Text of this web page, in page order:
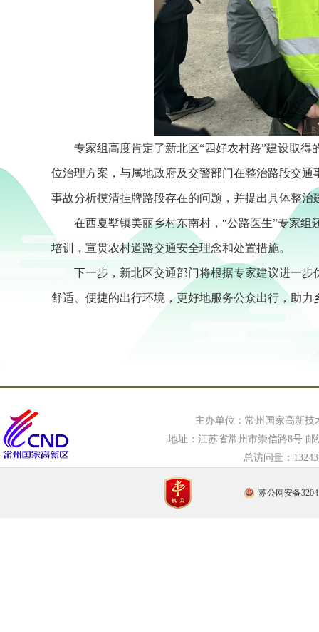
专家组高度肯定了新北区“四好农村路”建设取
位治理方案，与属地政府及交警部门在整治路段交
事故分析摸清挂牌路段存在的问题，并提出具体整治
在西夏墅镇美丽乡村东南村，“公路医生”专家
培训，宣贯农村道路交通安全理念和处置措施。
下一步，新北区交通部门将根据专家建议进一
舒适、便捷的出行环境，更好地服务公众出行，助力
主办单位：常州国家高新
地址：江苏省常州市崇信路8号 邮
总访问量：
苏公网安备